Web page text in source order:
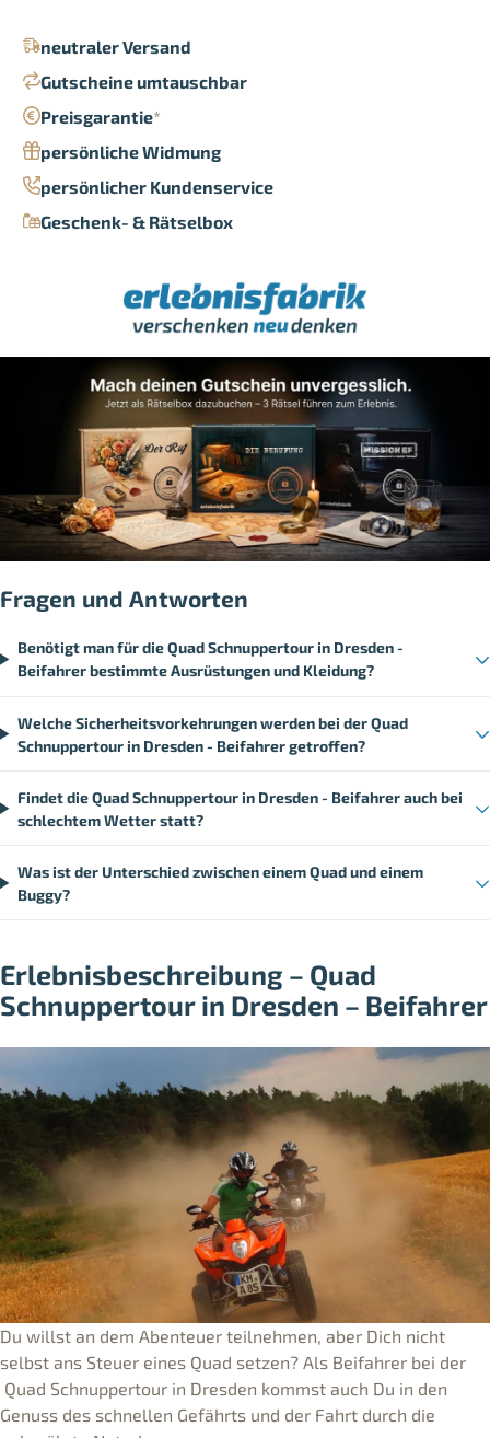
neutraler Versand
Gutscheine umtauschbar
Preisgarantie*
persönliche Widmung
persönlicher Kundenservice
Geschenk- & Rätselbox
Fragen und Antworten
Benötigt man für die Quad Schnuppertour in Dresden -
Beifahrer bestimmte Ausrüstungen und Kleidung?
Welche Sicherheitsvorkehrungen werden bei der Quad
Schnuppertour in Dresden - Beifahrer getroffen?
Findet die Quad Schnuppertour in Dresden - Beifahrer auch bei
schlechtem Wetter statt?
Was ist der Unterschied zwischen einem Quad und einem
Buggy?
Erlebnisbeschreibung – Quad
Schnuppertour in Dresden – Beifahrer
Du willst an dem Abenteuer teilnehmen, aber Dich nicht
selbst ans Steuer eines Quad setzen? Als Beifahrer bei der
Quad Schnuppertour in Dresden kommst auch Du in den
Genuss des schnellen Gefährts und der Fahrt durch die